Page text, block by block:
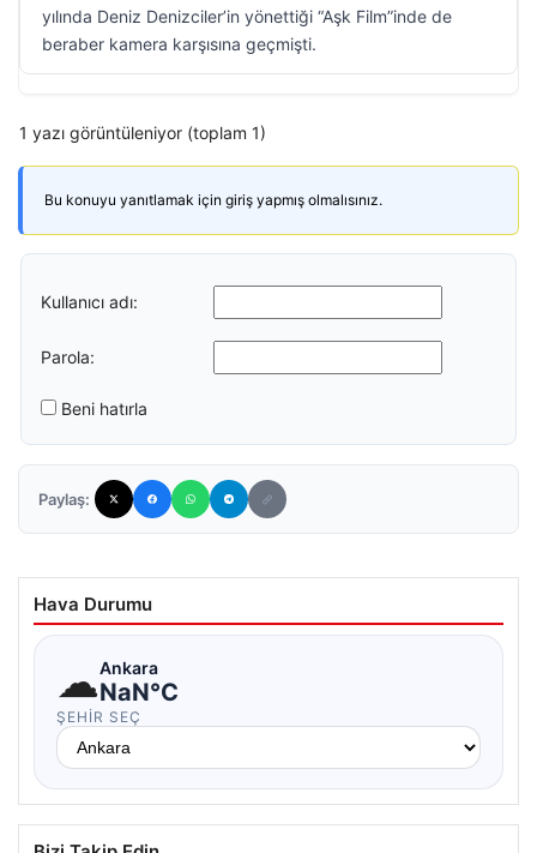
yılında Deniz Denizciler’in yönettiği “Aşk Film”inde de
beraber kamera karşısına geçmişti.
1 yazı görüntüleniyor (toplam 1)
Bu konuyu yanıtlamak için giriş yapmış olmalısınız.
Kullanıcı adı:
Parola:
Beni hatırla
Paylaş:
Hava Durumu
☁Ankara
NaN°C
ŞEHIR SEÇ